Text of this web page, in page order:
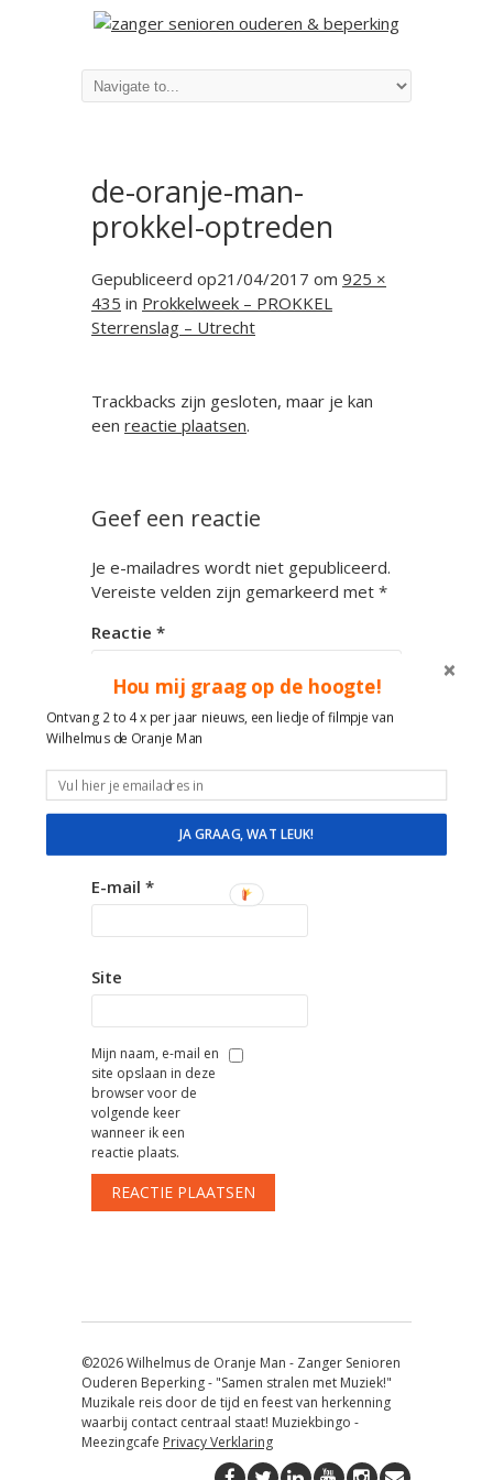
de-oranje-man-
prokkel-optreden
Gepubliceerd op21/04/2017 om 925 ×
435 in Prokkelweek – PROKKEL
Sterrenslag – Utrecht
Trackbacks zijn gesloten, maar je kan
een reactie plaatsen.
Geef een reactie
Je e-mailadres wordt niet gepubliceerd.
Vereiste velden zijn gemarkeerd met *
Reactie *
Notify me of followup
Naam*
E-mail *
Site
Mijn naam, e-mail en
site opslaan in deze
browser voor de
volgende keer
wanneer ik een
reactie plaats.
©2026 Wilhelmus de Oranje Man - Zanger Senioren
Ouderen Beperking - "Samen stralen met Muziek!"
Muzikale reis door de tijd en feest van herkenning
waarbij contact centraal staat! Muziekbingo -
Meezingcafe Privacy Verklaring
Hou mij graag op de hoogte!
Ontvang 2 to 4 x per jaar nieuws, een liedje of filmpje van
Wilhelmus de Oranje Man
JA GRAAG, WAT LEUK!